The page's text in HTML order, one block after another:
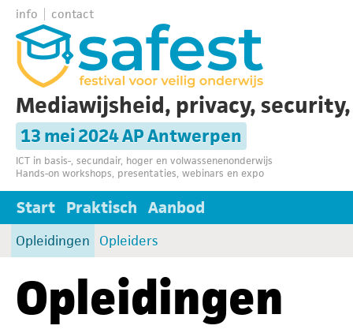
info contact
Mediawijsheid, privacy,
13 mei 2024 AP Antwerpen
ICT in basis-, secundair, hoger en volwassenenonderwijs
Hands-on workshops, presentaties, webinars en expo
Start Praktisch Aanbod
Opleidingen Opleiders
Opleidingen